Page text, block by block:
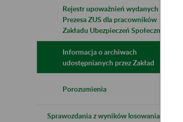
Rejestr upoważnień wydanych przez
Prezesa ZUS dla pracowników
Zakładu Ubezpieczeń Społecznych
Informacja o archiwach
udostępnianych przez Zakład
Porozumienia
Sprawozdania z wyników losowania do